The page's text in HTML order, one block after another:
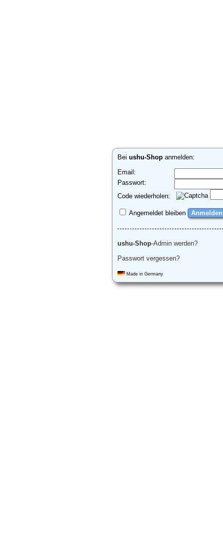
Beiushu-Shop anmelden:
Email:
Passwort:
Code wiederholen:
Angemeldet bleiben
ushu-Shop-Admin werden?
Passwort vergessen?
Made in Germany